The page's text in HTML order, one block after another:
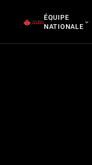
ÉQUIPE
NATIONALE